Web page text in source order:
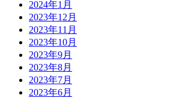
2024年1月
2023年12月
2023年11月
2023年10月
2023年9月
2023年8月
2023年7月
2023年6月